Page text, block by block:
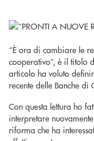
“È ora di cambiare le
cooperativo”, è il titolo
articolo ha voluto
recente delle Banche
Con questa lettura ho
interpretare
riforma che ha